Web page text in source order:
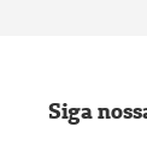
Siga